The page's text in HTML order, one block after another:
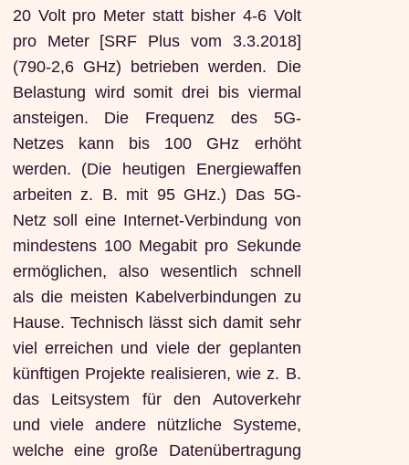
20 Volt pro Meter statt bisher 4-6 Volt
pro Meter [SRF Plus vom 3.3.2018]
(790-2,6 GHz) betrieben werden. Die
Belastung wird somit drei bis viermal
ansteigen. Die Frequenz des 5G-
Netzes kann bis 100 GHz erhöht
werden. (Die heutigen Energiewaffen
arbeiten z. B. mit 95 GHz.) Das 5G-
Netz soll eine Internet-Verbindung von
mindestens 100 Megabit pro Sekunde
ermöglichen, also wesentlich schnell
als die meisten Kabelverbindungen zu
Hause. Technisch lässt sich damit sehr
viel erreichen und viele der geplanten
künftigen Projekte realisieren, wie z. B.
das Leitsystem für den Autoverkehr
und viele andere nützliche Systeme,
welche eine große Datenübertragung